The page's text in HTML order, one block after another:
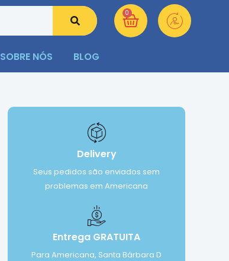
0
SOBRE NÓS BLOG
Delivery
Seus pedidos são enviados sem
problemas em Americana
Entrega GRATUITA
Para Americana, Santa Bárbara D